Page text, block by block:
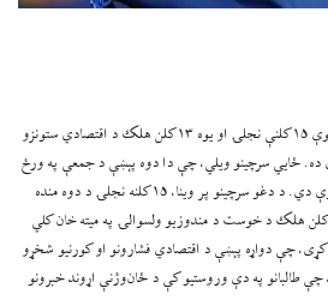
په خوست کې په دوو جلا پېښو کې یوې ۱۵ کلنې نجلۍ او یوه ۱۳ کلن هلک د اقتصادي ستونزو
ده. ځایي سرچینو ویلي، چې دا دوه پېښې د جمعې په ورځ
د دغه ولایت په دوو ولسوالیو کې شوې دي. د دغو سرچینو پر وینا، ۱۵ کلنه نجلۍ د دوه منده
په سید خیلو کلي کې او ۱۳ کلن هلک د خوست د مندوزیو ولسوالۍ په میته خان کلي
چې دواړه پېښې د اقتصادي فشارونو او کورنیو شخړو
طالبانو په دې وروستیو کې د ځان‌وژنې اړوند خبرونو